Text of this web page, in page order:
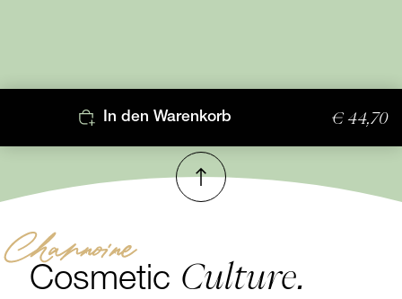
In den Warenkorb € 44,70
Nach oben
Channoine
Cosmetic Culture.